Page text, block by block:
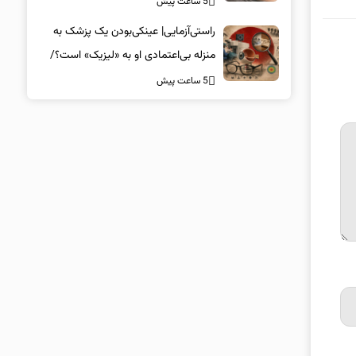
راستی‌آزمایی| عینکی‌بودن یک پزشک به
منزله بی‌اعتمادی او به «لیزیک» است؟/
جراحان، چشم فرزندان خود را لیزیک
5 ساعت پیش